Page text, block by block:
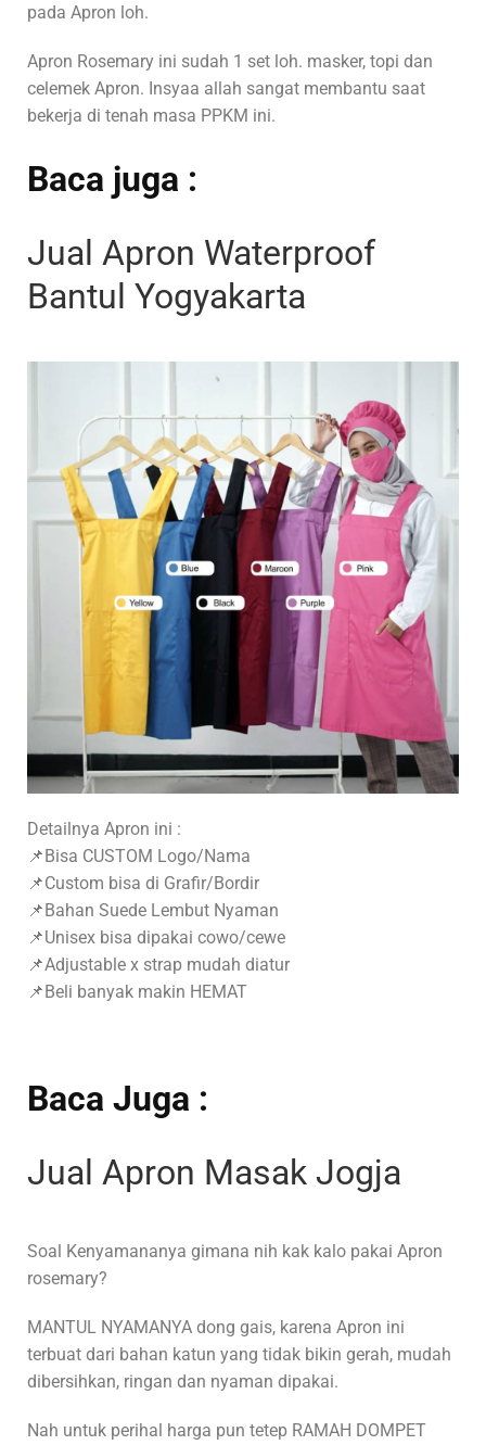
pada Apron loh.
Apron Rosemary ini sudah 1 set loh. masker, topi dan
celemek Apron. Insyaa allah sangat membantu saat
bekerja di tenah masa PPKM ini.
Baca juga :
Jual Apron Waterproof
Bantul Yogyakarta
Detailnya Apron ini :
📌Bisa CUSTOM Logo/Nama
📌Custom bisa di Grafir/Bordir
📌Bahan Suede Lembut Nyaman
📌Unisex bisa dipakai cowo/cewe
📌Adjustable x strap mudah diatur
📌Beli banyak makin HEMAT
Baca Juga :
Jual Apron Masak Jogja
Soal Kenyamananya gimana nih kak kalo pakai Apron
rosemary?
MANTUL NYAMANYA dong gais, karena Apron ini
terbuat dari bahan katun yang tidak bikin gerah, mudah
dibersihkan, ringan dan nyaman dipakai.
Nah untuk perihal harga pun tetep RAMAH DOMPET